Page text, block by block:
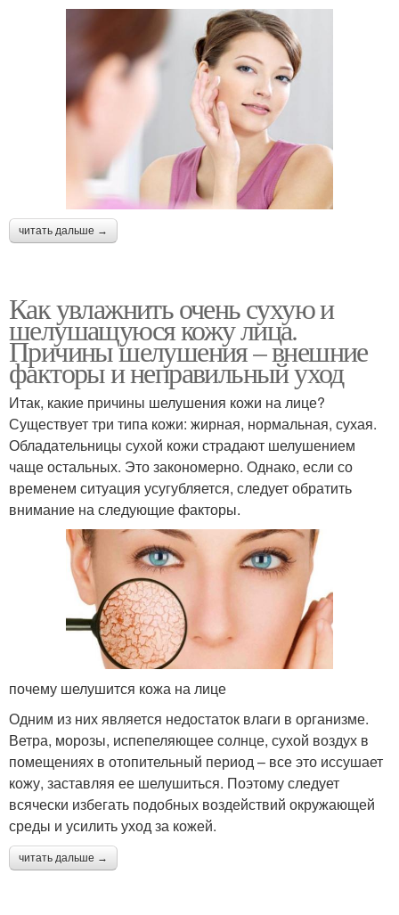
читать дальше →
Как увлажнить очень сухую и
шелушащуюся кожу лица.
Причины шелушения – внешние
факторы и неправильный уход
Итак, какие причины шелушения кожи на лице?
Существует три типа кожи: жирная, нормальная, сухая.
Обладательницы сухой кожи страдают шелушением
чаще остальных. Это закономерно. Однако, если со
временем ситуация усугубляется, следует обратить
внимание на следующие факторы.
почему шелушится кожа на лице
Одним из них является недостаток влаги в организме.
Ветра, морозы, испепеляющее солнце, сухой воздух в
помещениях в отопительный период – все это иссушает
кожу, заставляя ее шелушиться. Поэтому следует
всячески избегать подобных воздействий окружающей
среды и усилить уход за кожей.
читать дальше →